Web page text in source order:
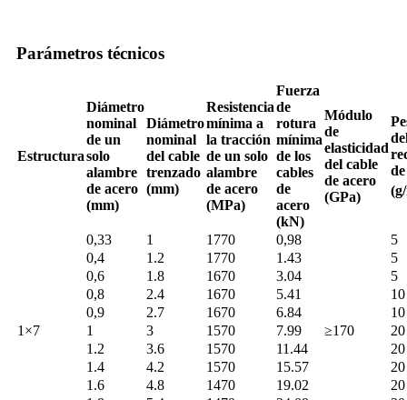
Parámetros técnicos
Estructura
Diámetro
nominal
de un
solo
alambre
de acero
(mm)
Diámetro
nominal
del cable
trenzado
(mm)
Resistencia
mínima a
la tracción
de un solo
alambre
de acero
(MPa)
Fuerza
de
rotura
mínima
de los
cables
de
acero
(kN)
Módulo
de
elasticidad
del cable
de acero
(GPa)
1×7
0,33 1 1770 0,98
≥170
5
0,4
1.2 1770 1.43
5
0,6
1.8 1670 3.04
5
0,8
2.4 1670 5.41
10
0,9
2.7 1670 6.84
10
1
3 1570 7.99
20
1.2
3.6 1570 11.44
20
1.4
4.2 1570 15.57
20
1.6
4.8 1470 19.02
20